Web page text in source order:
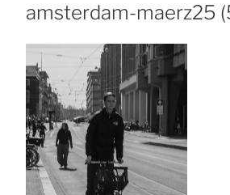
amsterdam-maerz25